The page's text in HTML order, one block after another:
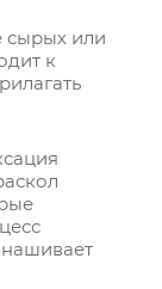
сырых или
к